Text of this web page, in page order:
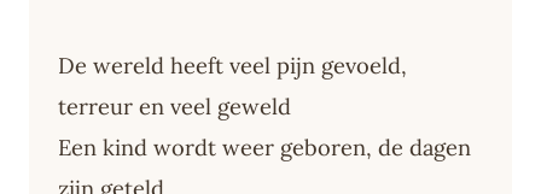
De wereld heeft veel pijn gevoeld,
terreur en veel geweld
Een kind wordt weer geboren, de dagen